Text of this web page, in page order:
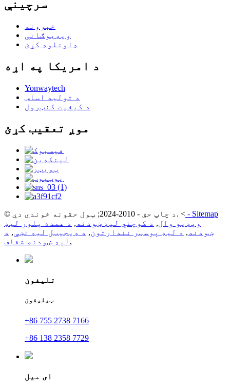
سرچینې
خبرونه
ویډیوګانې
ډاونلوډ کړئ
د امریکا په اړه
Yonwaytech
د تولید اساس
د کیفیت کنټرول
موږ تعقیب کړئ
© د چاپ حق - 2010-2024; ټول حقونه خوندي دي. < - Sitemap
ویډیو وال, د کوچني لیډ ښودنه , د عمده پلور لیډ
ښودنه , د لیډ پوسټر نندارتون, د ډیجیټل لیډ نښې, د
لیډ ښودنه شفاف ,
تلیفون
ټیلیفون
+86 755 2738 7166
+86 138 2358 7729
ای میل